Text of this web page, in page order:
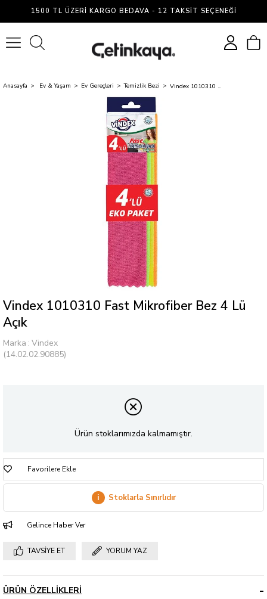
1500 TL ÜZERI KARGO BEDAVA - 12 TAKSIT SEÇENEĞI
Anasayfa Ev & Yaşam Ev Gereçleri Temizlik Bezi Vindex 1010310 Fast Mikrofiber Bez 4 Lü Açık
Vindex 1010310 Fast Mikrofiber Bez 4 Lü
Açık
Marka : Vindex
(14.02.02.90885)
Ürün stoklarımızda kalmamıştır.
Favorilere Ekle
i Stoklarla Sınırlıdır
Gelince Haber Ver
TAVSIYE ET YORUM YAZ
ÜRÜN ÖZELLIKLERI